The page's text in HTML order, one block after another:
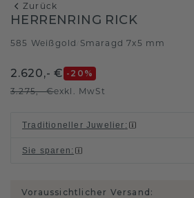
Zurück
HERRENRING RICK
585 Weißgold Smaragd 7x5 mm
2.620,- € -20 %
3.275,- €exkl. MwSt
Traditioneller Juwelier :
Sie sparen :
Voraussichtlicher Versand: